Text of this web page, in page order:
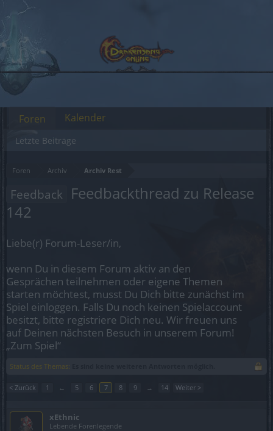
Foren Archiv Archiv Rest
Feedback Feedbackthread zu Release
142
Liebe(r) Forum-Leser/in,
wenn Du in diesem Forum aktiv an den
Gesprächen teilnehmen oder eigene Themen
starten möchtest, musst Du Dich bitte zunächst im
Spiel einloggen. Falls Du noch keinen Spielaccount
besitzt, bitte registriere Dich neu. Wir freuen uns
auf Deinen nächsten Besuch in unserem Forum!
„Zum Spiel“
Status des Themas:
< Zurück 1 ← 5 6 7 8 9 → 14 Weiter >
xEthnic
Lebende Forenlegende
Foren
Letzte Beiträge
Kalender